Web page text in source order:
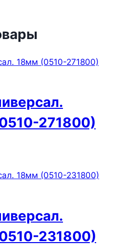
271800)
231800)